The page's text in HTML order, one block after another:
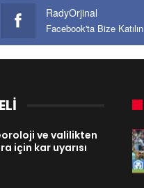
RadyOrjinal
Facebook'ta Bize Katılın
ve valilikten
için kar uyarısı